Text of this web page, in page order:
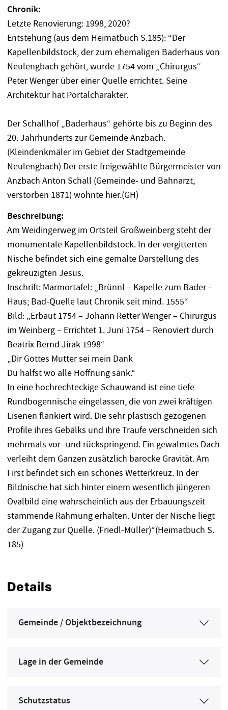
Chronik:
Letzte Renovierung: 1998, 2020?
Entstehung (aus dem Heimatbuch S.185): “Der
Kapellenbildstock, der zum ehemaligen Baderhaus von
Neulengbach gehört, wurde 1754 vom „Chirurgus“
Peter Wenger über einer Quelle errichtet. Seine
Architektur hat Portalcharakter.
Der Schallhof „Baderhaus“ gehörte bis zu Beginn des
20. Jahrhunderts zur Gemeinde Anzbach.
(Kleindenkmäler im Gebiet der Stadtgemeinde
Neulengbach) Der erste freigewählte Bürgermeister von
Anzbach Anton Schall (Gemeinde- und Bahnarzt,
verstorben 1871) wohnte hier.(GH)
Beschreibung:
Am Weidingerweg im Ortsteil Großweinberg steht der
monumentale Kapellenbildstock. In der vergitterten
Nische befindet sich eine gemalte Darstellung des
gekreuzigten Jesus.
Inschrift: Marmortafel: „Brünnl – Kapelle zum Bader –
Haus; Bad-Quelle laut Chronik seit mind. 1555“
Bild: „Erbaut 1754 – Johann Retter Wenger – Chirurgus
im Weinberg – Errichtet 1. Juni 1754 – Renoviert durch
Beatrix Bernd Jirak 1998“
„Dir Gottes Mutter sei mein Dank
Du halfst wo alle Hoffnung sank.“
In eine hochrechteckige Schauwand ist eine tiefe
Rundbogennische eingelassen, die von zwei kräftigen
Lisenen flankiert wird. Die sehr plastisch gezogenen
Profile ihres Gebälks und ihre Traufe verschneiden sich
mehrmals vor- und rückspringend. Ein gewalmtes Dach
verleiht dem Ganzen zusätzlich barocke Gravität. Am
First befindet sich ein schönes Wetterkreuz. In der
Bildnische hat sich hinter einem wesentlich jüngeren
Ovalbild eine wahrscheinlich aus der Erbauungszeit
stammende Rahmung erhalten. Unter der Nische liegt
der Zugang zur Quelle. (Friedl-Müller)“(Heimatbuch S.
185)
Details
Gemeinde / Objektbezeichnung
Lage in der Gemeinde
Schutzstatus